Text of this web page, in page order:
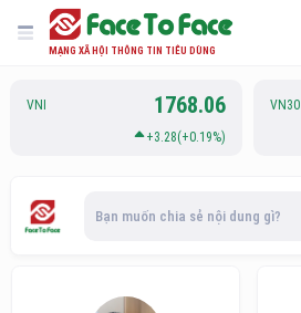
MẠNG XÃ HỘI THÔNG TIN TIÊU DÙNG
VNI 1768.06
+3.28(+0.19%)
VN30
Bạn muốn chia sẻ nội dung gì?